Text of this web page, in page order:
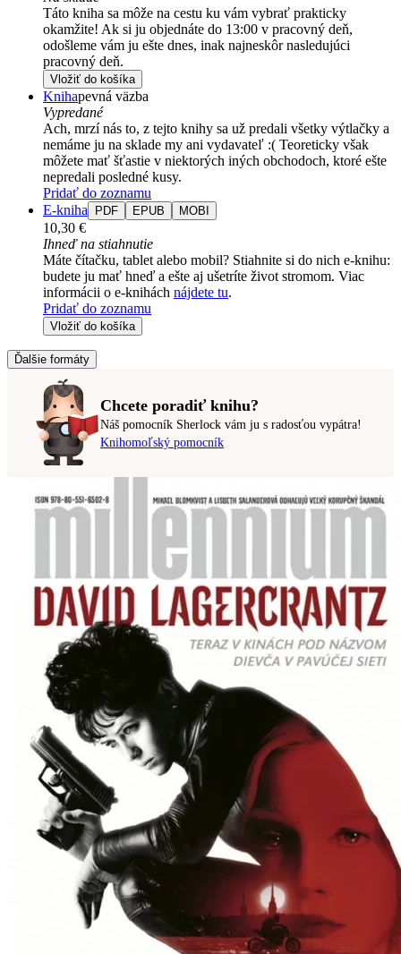
Táto kniha sa môže na cestu ku vám vybrať prakticky
okamžite! Ak si ju objednáte do 13:00 v pracovný deň,
odošleme vám ju ešte dnes, inak najneskôr nasledujúci
pracovný deň.
Vložiť do košíka
Knihapevná väzba
Vypredané
Ach, mrzí nás to, z tejto knihy sa už predali všetky výtlačky a
nemáme ju na sklade my ani vydavateľ :( Teoreticky však
môžete mať šťastie v niektorých iných obchodoch, ktoré ešte
nepredali posledné kusy.
Pridať do zoznamu
E-kniha
PDF EPUB MOBI
10,30 €
Ihneď na stiahnutie
Máte čítačku, tablet alebo mobil? Stiahnite si do nich e-knihu:
budete ju mať hneď a ešte aj ušetríte život stromom. Viac
informácii o e-knihách nájdete tu.
Pridať do zoznamu
Vložiť do košíka
Ďalšie formáty
Chcete poradiť knihu?
Náš pomocník Sherlock vám ju s radosťou vypátra!
Knihomoľský pomocník